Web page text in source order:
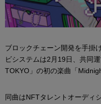
ブロックチェーン開発を手掛
ビシステムは2月19日、共同
TOKYO」の初の楽曲「
同曲はNFTタレントオーディ